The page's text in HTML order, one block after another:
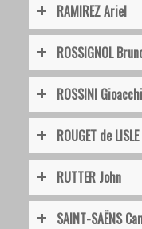
RAMIREZ Ariel
ROSSIGNOL
ROSSINI
ROUGET de
RUTTER John
SAINT-SAËNS